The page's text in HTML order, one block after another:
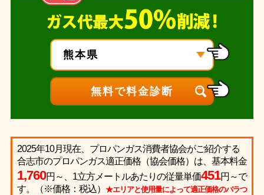
2025年10月現在、プロパンガス消費者協会がご紹介する
合志市のプロパンガス適正価格（協会価格）は、基本料金
1,760円～、1立方メートルあたりの従量単価451円～で
す。（※価格：税込） ★エリアと使用量によって適正価格のバラつ